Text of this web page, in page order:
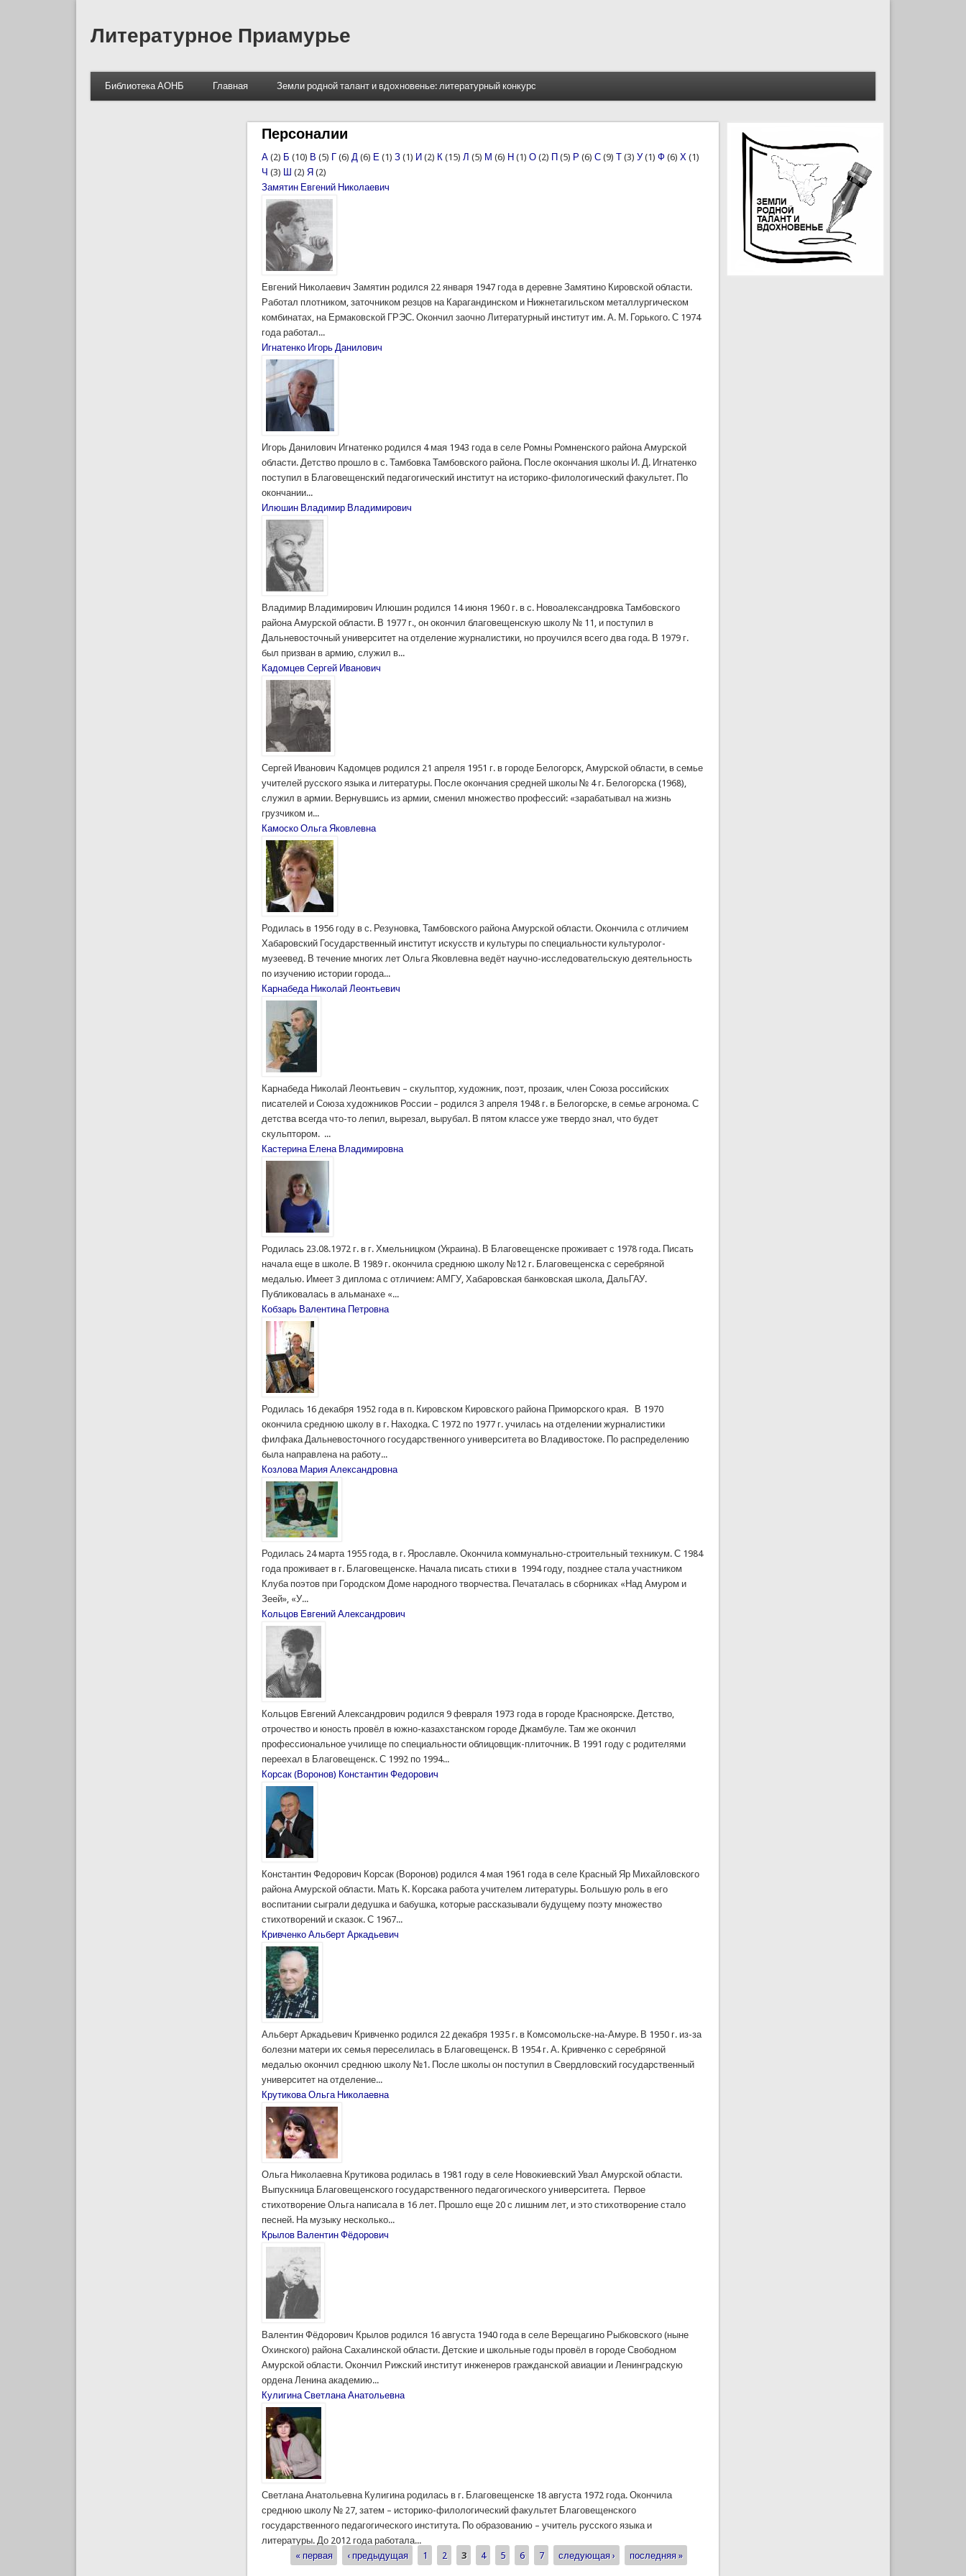
Литературное Приамурье
Библиотека АОНБ Главная Земли родной талант и вдохновенье: литературный конкурс
Персоналии
А (2) Б (10) В (5) Г (6) Д (6) Е (1)З (1) И (2) К (15) Л (5) М (6) Н (1)О (2) П (5) Р (6)С (9)Т (3)У(1)Ф (6)Х (1)
Ч (3) (2) Я (2)
Замятин Евгений Николаевич
Евгений Николаевич Замятин родился 22 января 1947 года в деревне Замятино Кировской области.
Работал плотником, заточником резцов на Карагандинском и Нижнетагильском металлургическом
комбинатах, на Ермаковской ГРЭС. Окончил заочно Литературный институт им. А. М. Горького. С 1974
года работал...
Игнатенко Игорь Данилович
Игорь Данилович Игнатенко родился 4 мая 1943 года в селе Ромны Ромненского района Амурской
области. Детство прошло в с. Тамбовка Тамбовского района. После окончания школы И. Д. Игнатенко
поступил в Благовещенский педагогический институт на историко-филологический факультет. По
окончании...
Илюшин Владимир Владимирович
Владимир Владимирович Илюшин родился 14 июня 1960 г. в с. Новоалександровка Тамбовского
района Амурской области. В 1977 г., он окончил благовещенскую школу № 11, и поступил в
Дальневосточный университет на отделение журналистики, но проучился всего два года. В 1979 г.
был призван в армию, служил в...
Кадомцев Сергей Иванович
Сергей Иванович Кадомцев родился 21 апреля 1951 г. в городе Белогорск, Амурской области, в семье
учителей русского языка и литературы. После окончания средней школы № 4 г. Белогорска (1968),
служил в армии. Вернувшись из армии, сменил множество профессий: «зарабатывал на жизнь
грузчиком и...
Камоско Ольга Яковлевна
Родилась в 1956 году в с. Резуновка, Тамбовского района Амурской области. Окончила с отличием
Хабаровский Государственный институт искусств и культуры по специальности культуролог-
музеевед. В течение многих лет Ольга Яковлевна ведёт научно-исследовательскую деятельность
по изучению истории города...
Карнабеда Николай Леонтьевич
Карнабеда Николай Леонтьевич – скульптор, художник, поэт, прозаик, член Союза российских
писателей и Союза художников России – родился 3 апреля 1948 г. в Белогорске, в семье агронома. С
детства всегда что-то лепил, вырезал, вырубал. В пятом классе уже твердо знал, что будет
скульптором. ...
Кастерина Елена Владимировна
Родилась 23.08.1972 г. в г. Хмельницком (Украина). В Благовещенске проживает с 1978 года. Писать
начала еще в школе. В 1989 г. окончила среднюю школу №12 г. Благовещенска с серебряной
медалью. Имеет 3 диплома с отличием: АМГУ, Хабаровская банковская школа, ДальГАУ.
Публиковалась в альманахе «...
Кобзарь Валентина Петровна
Родилась 16 декабря 1952 года в п. Кировском Кировского района Приморского края. В 1970
окончила среднюю школу в г. Находка. С 1972 по 1977 г. училась на отделении журналистики
филфака Дальневосточного государственного университета во Владивостоке. По распределению
была направлена на работу...
Козлова Мария Александровна
Родилась 24 марта 1955 года, в г. Ярославле. Окончила коммунально-строительный техникум. С 1984
года проживает в г. Благовещенске. Начала писать стихи в 1994 году, позднее стала участником
Клуба поэтов при Городском Доме народного творчества. Печаталась в сборниках «Над Амуром и
Зеей», «У...
Кольцов Евгений Александрович
Кольцов Евгений Александрович родился 9 февраля 1973 года в городе Красноярске. Детство,
отрочество и юность провёл в южно-казахстанском городе Джамбуле. Там же окончил
профессиональное училище по специальности облицовщик-плиточник. В 1991 году с родителями
переехал в Благовещенск. С 1992 по 1994...
Корсак (Воронов) Константин Федорович
Константин Федорович Корсак (Воронов) родился 4 мая 1961 года в селе Красный Яр Михайловского
района Амурской области. Мать К. Корсака работа учителем литературы. Большую роль в его
воспитании сыграли дедушка и бабушка, которые рассказывали будущему поэту множество
стихотворений и сказок. С 1967...
Кривченко Альберт Аркадьевич
Альберт Аркадьевич Кривченко родился 22 декабря 1935 г. в Комсомольске-на-Амуре. В 1950 г. из-за
болезни матери их семья переселилась в Благовещенск. В 1954 г. А. Кривченко с серебряной
медалью окончил среднюю школу №1. После школы он поступил в Свердловский государственный
университет на отделение...
Крутикова Ольга Николаевна
Ольга Николаевна Крутикова родилась в 1981 году в cеле Новокиевский Увал Амурской области.
Выпускница Благовещенского государственного педагогического университета. Первое
стихотворение Ольга написала в 16 лет. Прошло еще 20 с лишним лет, и это стихотворение стало
песней. На музыку несколько...
Крылов Валентин Фёдорович
Валентин Фёдорович Крылов родился 16 августа 1940 года в селе Верещагино Рыбковского (ныне
Охинского) района Сахалинской области. Детские и школьные годы провёл в городе Свободном
Амурской области. Окончил Рижский институт инженеров гражданской авиации и Ленинградскую
ордена Ленина академию...
Кулигина Светлана Анатольевна
Светлана Анатольевна Кулигина родилась в г. Благовещенске 18 августа 1972 года. Окончила
среднюю школу № 27, затем – историко-филологический факультет Благовещенского
государственного педагогического института. По образованию – учитель русского языка и
литературы. До 2012 года работала...
Страницы
« первая ‹ предыдущая 1 2 3 4 5 6 7 следующая › последняя »